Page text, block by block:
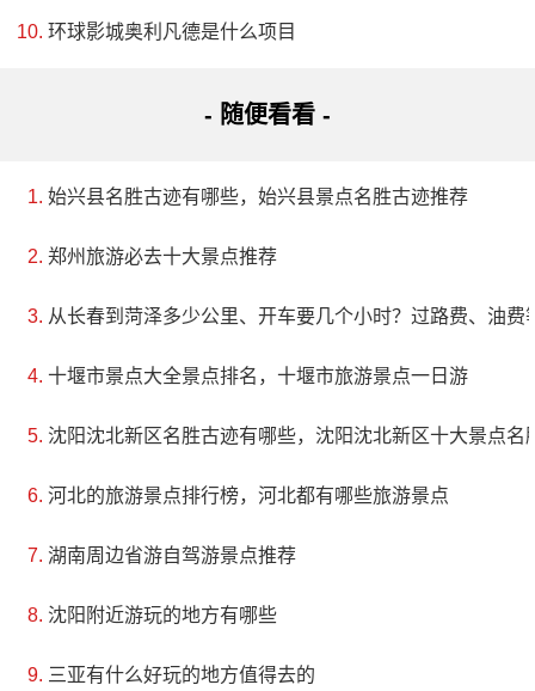
环球影城奥利凡德是什么项目
- 随便看看 -
始兴县名胜古迹有哪些，始兴县景点名胜古迹推荐
郑州旅游必去十大景点推荐
从长春到菏泽多少公里、开车要几个小时？过路费、油费
十堰市景点大全景点排名，十堰市旅游景点一日游
沈阳沈北新区名胜古迹有哪些，沈阳沈北新区十大景点名
河北的旅游景点排行榜，河北都有哪些旅游景点
湖南周边省游自驾游景点推荐
沈阳附近游玩的地方有哪些
三亚有什么好玩的地方值得去的